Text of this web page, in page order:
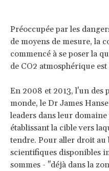
Préoccupée par les
de moyens de mesure, la
commencé à se poser la
de CO2 atmosphérique
En 2008 et 2013, l'un des
monde, le Dr James
leaders dans leur
établissant la cible vers
tendre. Pour aller droit au
scientifiques disponibles
sommes - "déjà dans la